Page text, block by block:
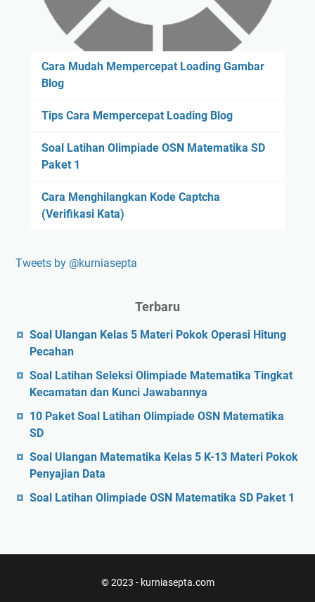
Cara Mudah Mempercepat Loading Gambar
Blog
Tips Cara Mempercepat Loading Blog
Soal Latihan Olimpiade OSN Matematika SD
Paket 1
Cara Menghilangkan Kode Captcha
(Verifikasi Kata)
Tweets by @kurniasepta
Terbaru
Soal Ulangan Kelas 5 Materi Pokok Operasi Hitung
Pecahan
Soal Latihan Seleksi Olimpiade Matematika Tingkat
Kecamatan dan Kunci Jawabannya
10 Paket Soal Latihan Olimpiade OSN Matematika
SD
Soal Ulangan Matematika Kelas 5 K-13 Materi Pokok
Penyajian Data
Soal Latihan Olimpiade OSN Matematika SD Paket 1
© 2023 - kurniasepta.com